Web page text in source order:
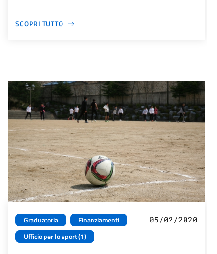
SCOPRI TUTTO
Graduatoria
Finanziamenti
Ufficio per lo sport (1)
05/02/2020